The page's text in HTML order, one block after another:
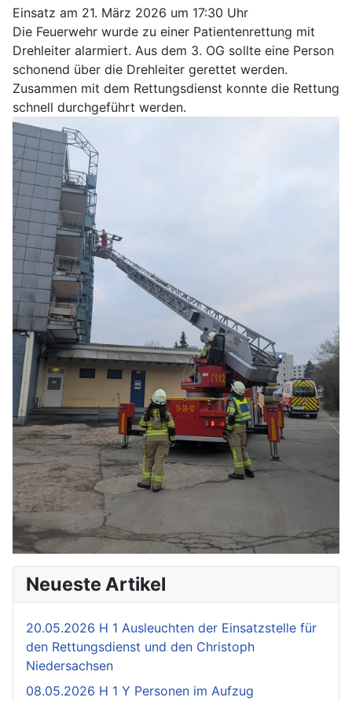
Einsatz am 21. März 2026 um 17:30 Uhr
Die Feuerwehr wurde zu einer Patientenrettung mit
Drehleiter alarmiert. Aus dem 3. OG sollte eine Person
schonend über die Drehleiter gerettet werden.
Zusammen mit dem Rettungsdienst konnte die Rettung
schnell durchgeführt werden.
Neueste Artikel
20.05.2026 H 1 Ausleuchten der Einsatzstelle für
den Rettungsdienst und den Christoph
Niedersachsen
08.05.2026 H 1 Y Personen im Aufzug